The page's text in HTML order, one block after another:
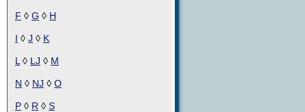
F ◊ G ◊ H
I ◊ J ◊ K
L ◊ LJ ◊ M
N ◊ NJ ◊ O
P ◊ R ◊ S